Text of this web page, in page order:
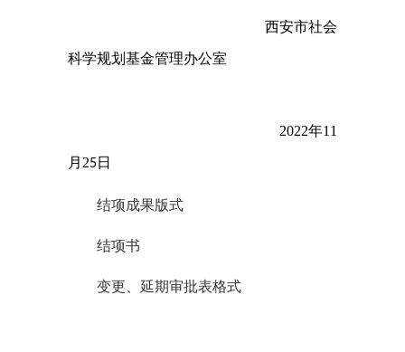
西安市社会
科学规划基金管理办公室
2022年11
月25日
结项成果版式
结项书
变更、延期审批表格式